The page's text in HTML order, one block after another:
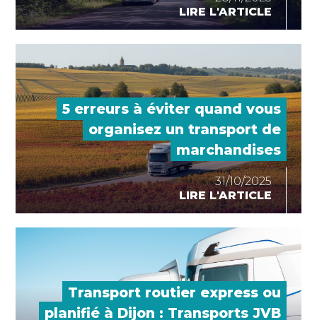
LIRE L'ARTICLE
5 erreurs à éviter quand vous
organisez un transport de
marchandises
31/10/2025
LIRE L'ARTICLE
Transport routier express ou
planifié à Dijon : Transports JVB